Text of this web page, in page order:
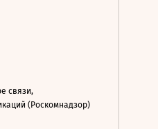
связи,
(Роскомнадзор)